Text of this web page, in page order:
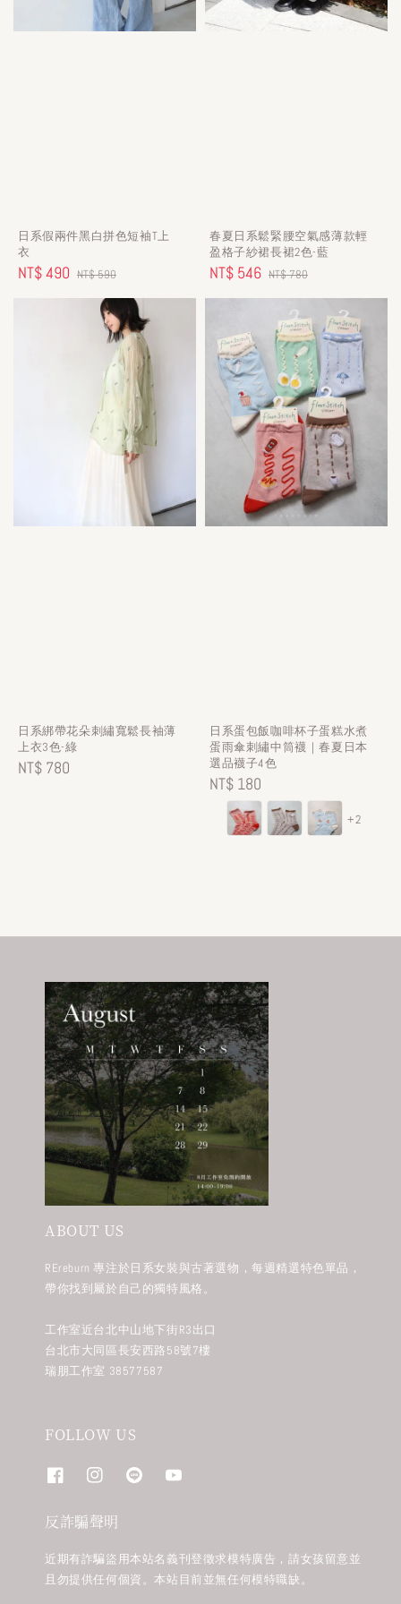
日系假兩件黑白拼色短袖T上
衣
Sale
NT$ 490 Regular
price
NT$ 590
春夏日系鬆緊腰空氣感薄款輕
盈格子紗裙長裙2色-藍
Sale
price
NT$ 546 Regular
price
NT$ 780
日系綁帶花朵刺繡寬鬆長袖薄
上衣3色-綠
Regular
NT$ 780
日系蛋包飯咖啡杯子蛋糕水煮
蛋雨傘刺繡中筒襪｜春夏日本
選品襪子4色
Regular
price
NT$ 180
+2
ABOUT US
REreburn 專注於日系女裝與古著選物，每週精選特色單品，
帶你找到屬於自己的獨特風格。
工作室近台北中山地下街R3出口
台北市大同區長安西路58號7樓
瑞朋工作室 38577587
FOLLOW US
反詐騙聲明
近期有詐騙盜用本站名義刊登徵求模特廣告，請女孩留意並
且勿提供任何個資。本站目前並無任何模特職缺。